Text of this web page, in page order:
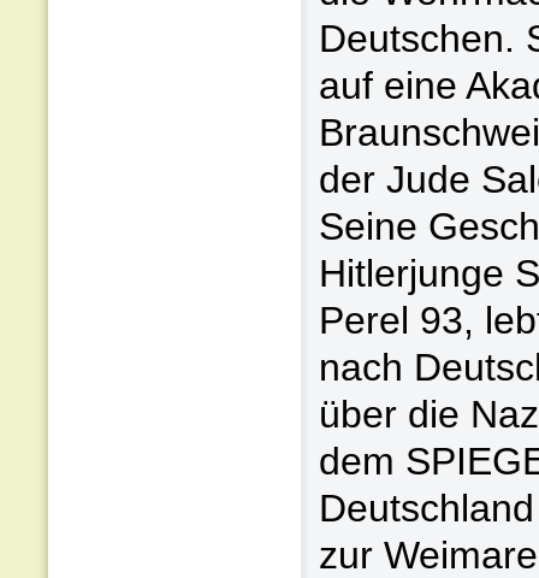
Deutschen.
auf eine
der Jude
Seine
Hitlerjunge
Perel 93,
nach
über die
dem
zur